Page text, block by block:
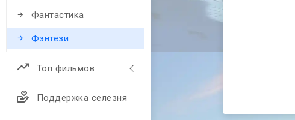
Фантастика
Фэнтези
Топ фильмов
Поддержка селезня